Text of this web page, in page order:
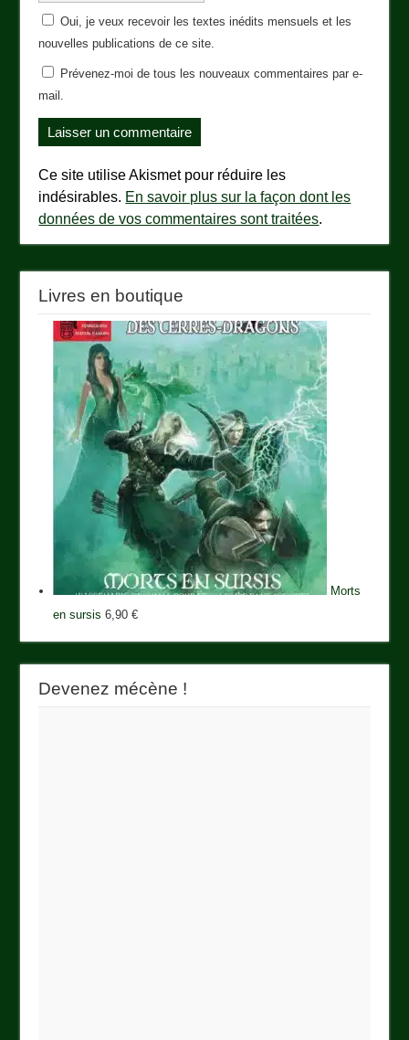
Oui, je veux recevoir les textes inédits mensuels et les
nouvelles publications de ce site.
Prévenez-moi de tous les nouveaux commentaires par e-
mail.
Ce site utilise Akismet pour réduire les
indésirables. En savoir plus sur la façon dont les
données de vos commentaires sont traitées.
Livres en boutique
Morts
en sursis 6,90€
Devenez mécène !